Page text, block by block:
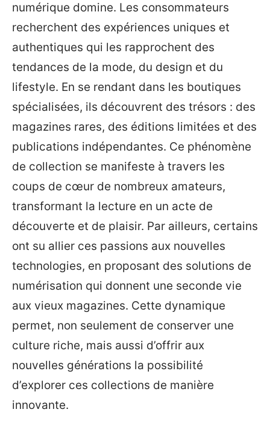
numérique domine. Les consommateurs
recherchent des expériences uniques et
authentiques qui les rapprochent des
tendances de la mode, du design et du
lifestyle. En se rendant dans les boutiques
spécialisées, ils découvrent des trésors : des
magazines rares, des éditions limitées et des
publications indépendantes. Ce phénomène
de collection se manifeste à travers les
coups de cœur de nombreux amateurs,
transformant la lecture en un acte de
découverte et de plaisir. Par ailleurs, certains
ont su allier ces passions aux nouvelles
technologies, en proposant des solutions de
numérisation qui donnent une seconde vie
aux vieux magazines. Cette dynamique
permet, non seulement de conserver une
culture riche, mais aussi d’offrir aux
nouvelles générations la possibilité
d’explorer ces collections de manière
innovante.